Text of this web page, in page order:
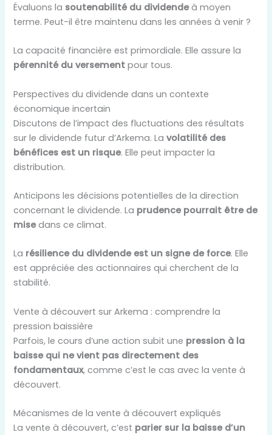
Évaluons la soutenabilité du dividendeà moyen
terme. Peut-il être maintenu dans les années à venir ?
La capacité financière est primordiale. Elle assure la
pérennité du versement pour tous.
Perspectives du dividende dans un contexte
économique incertain
Discutons de l’impact des fluctuations des résultats
sur le dividende futur d’Arkema. Lavolatilité des
bénéfices est un risque. Elle peut impacter la
distribution.
Anticipons les décisions potentielles de la direction
concernant le dividende. La prudence pourrait être de
misedans ce climat.
La résilience du dividende est un signe de force. Elle
est appréciée des actionnaires qui cherchent de la
stabilité.
Vente à découvert sur Arkema : comprendre la
pression baissière
Parfois, le cours d’une action subit une pression à la
baisse qui ne vient pas directement des
fondamentaux, comme c’est le cas avec la vente à
découvert.
Mécanismes de la vente à découvert expliqués
La vente à découvert, c’est parier sur la baisse d’un